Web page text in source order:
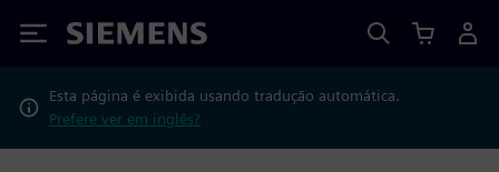
Siemens
Esta página é exibida usando tradução automática.
Prefere ver em inglês?